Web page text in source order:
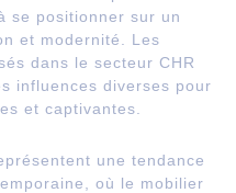
se positionner sur un
et modernité. Les
dans le secteur CHR
influences diverses pour
et captivantes.
une tendance
où le mobilier